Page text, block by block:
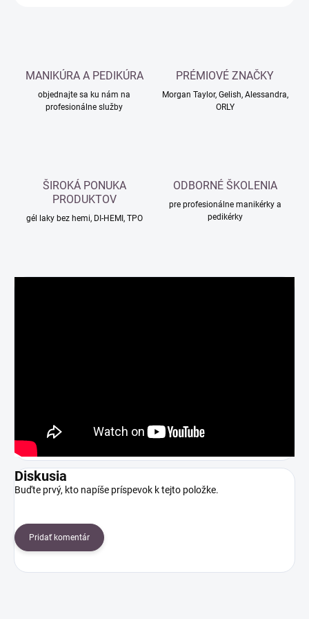
MANIKÚRA A PEDIKÚRA
objednajte sa ku nám na
profesionálne služby
PRÉMIOVÉ ZNAČKY
Morgan Taylor, Gelish, Alessandra,
ORLY
ŠIROKÁ PONUKA
PRODUKTOV
gél laky bez hemi, DI-HEMI, TPO
ODBORNÉ ŠKOLENIA
pre profesionálne manikérky a
pedikérky
Diskusia
Buďte prvý, kto napíše príspevok k tejto položke.
Pridať komentár